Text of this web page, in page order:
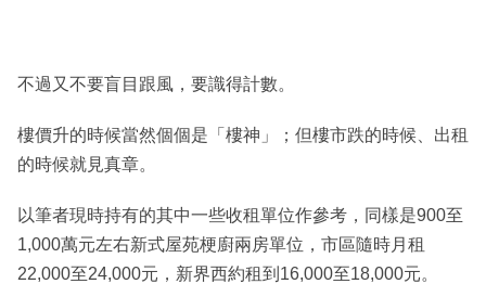
不過又不要盲目跟風，要識得計數。
樓價升的時候當然個個是「樓神」；但樓市跌的時候、出租
的時候就見真章。
以筆者現時持有的其中一些收租單位作參考，同樣是900至
1,000萬元左右新式屋苑梗廚兩房單位，市區隨時月租
22,000至24,000元，新界西約租到16,000至18,000元。